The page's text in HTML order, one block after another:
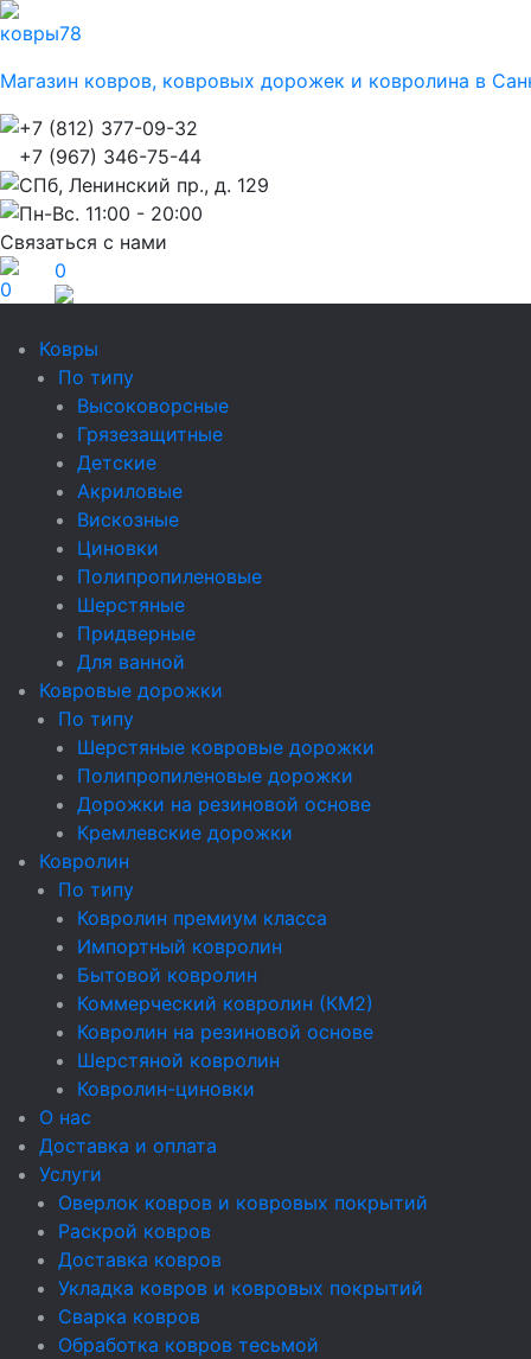
ковры78
Магазин ковров, ковровых дорожек и ковролина в
+7 (812) 377-09-32
+7 (967) 346-75-44
СПб, Ленинский пр., д. 129
Пн-Вс. 11:00 - 20:00
Связаться с нами
0
0
Ковры
По типу
Высоковорсные
Грязезащитные
Детские
Акриловые
Вискозные
Циновки
Полипропиленовые
Шерстяные
Придверные
Для ванной
Ковровые дорожки
По типу
Шерстяные ковровые дорожки
Полипропиленовые дорожки
Дорожки на резиновой основе
Кремлевские дорожки
Ковролин
По типу
Ковролин премиум класса
Импортный ковролин
Бытовой ковролин
Коммерческий ковролин (КМ2)
Ковролин на резиновой основе
Шерстяной ковролин
Ковролин-циновки
О нас
Доставка и оплата
Услуги
Оверлок ковров и ковровых покрытий
Раскрой ковров
Доставка ковров
Укладка ковров и ковровых покрытий
Сварка ковров
Обработка ковров тесьмой